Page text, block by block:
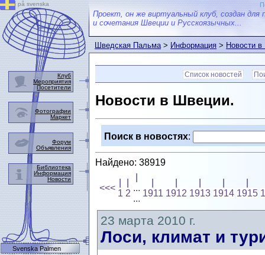
Проект, он же виртуальный клуб, создан для
и сочетания Швеции и Русскоязычных...
Шведская Пальма>Информация>Новости
Список новостей
Новости в Швеции.
Поиск в новостях:
Найдено: 38919
<<<
1 2
...
...
1911 1912 1913 1914 1915
23 марта 2010 г.
Лоси, климат и
på svenska
Клуб
Мероприятия
Посетители
Фотографии
Маркет
Форум
Объявления
Библиотека
Информация
Новости
Svenska Palmen